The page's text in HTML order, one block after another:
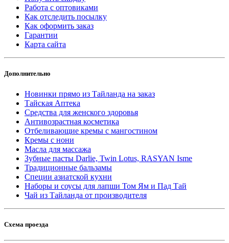
Работа с оптовиками
Как отследить посылку
Как оформить заказ
Гарантии
Карта сайта
Дополнительно
Новинки прямо из Тайланда на заказ
Тайская Аптека
Средства для женского здоровья
Антивозрастная косметика
Отбеливающие кремы с мангостином
Кремы с нони
Масла для массажа
Зубные пасты Darlie, Twin Lotus, RASYAN Isme
Традиционные бальзамы
Специи азиатской кухни
Наборы и соусы для лапши Том Ям и Пад Тай
Чай из Тайланда от производителя
Схема проезда